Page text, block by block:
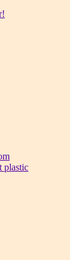
plastic